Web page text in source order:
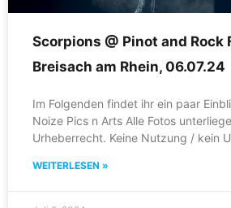
Scorpions @ Pinot and Rock
Breisach am Rhein, 06.07.24
Im Folgenden findet ihr ein paar
Noize Pics n Arts Alle Fotos
Urheberrecht. Keine Nutzung / kein
WEITERLESEN »